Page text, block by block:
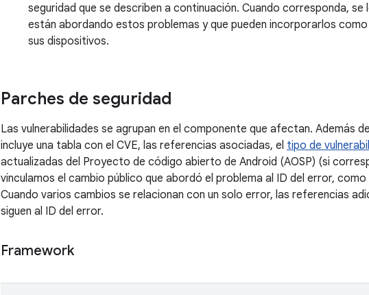
seguridad que se describen a continuación. Cuando corresponda,
están abordando estos problemas y que pueden incorporarlos
sus dispositivos.
Parches de seguridad
Las vulnerabilidades se agrupan en el componente que afectan. Además
incluye una tabla con el CVE, las referencias asociadas, el tipo de
actualizadas del Proyecto de código abierto de Android (AOSP) (si
vinculamos el cambio público que abordó el problema al ID del error, como
Cuando varios cambios se relacionan con un solo error, las referencias
siguen al ID del error.
Framework